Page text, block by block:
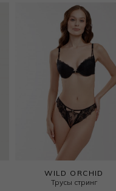
WILD ORCHID
Трусы стринг